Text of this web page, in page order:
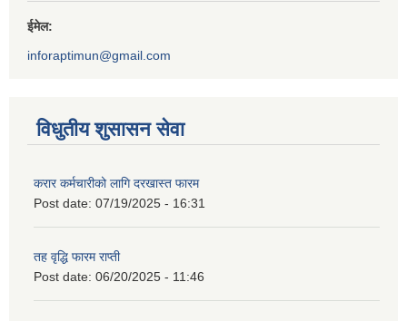
ईमेल:
inforaptimun@gmail.com
विधुतीय शुसासन सेवा
करार कर्मचारीको लागि दरखास्त फारम
Post date: 07/19/2025 - 16:31
तह वृद्धि फारम राप्ती
Post date: 06/20/2025 - 11:46